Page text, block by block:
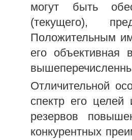
могут быть
(текущего),
Положительным
его объективная
Отличительной
спектр его
резервов
конкурентных